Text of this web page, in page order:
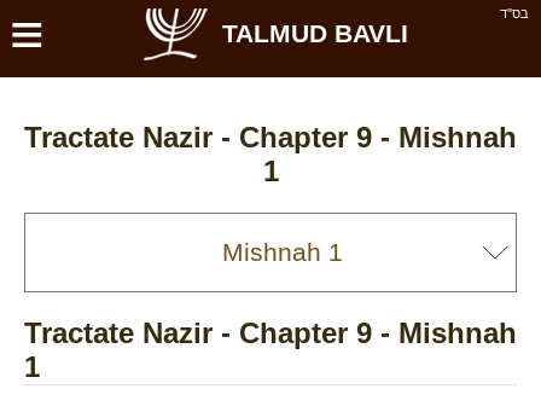
בס''ד ≡ TALMUD BAVLI
Tractate Nazir - Chapter 9 - Mishnah
1
Tractate Nazir - Chapter 9 - Mishnah
1